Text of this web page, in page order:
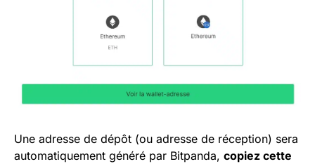
Une adresse de dépôt (ou adresse de réception) sera
automatiquement généré par Bitpanda, copiez cette